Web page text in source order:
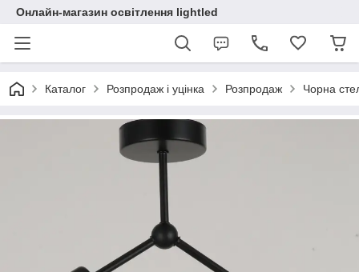
Онлайн-магазин освітлення lightled
Каталог Розпродаж і уцінка Розпродаж Чорна